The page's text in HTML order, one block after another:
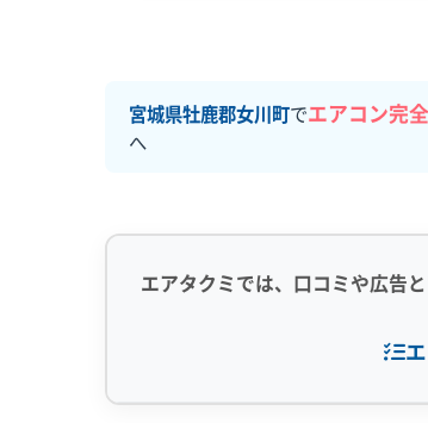
宮城県牡鹿郡女川町でエアコン完
へ
エアタクミでは、口コミや広告